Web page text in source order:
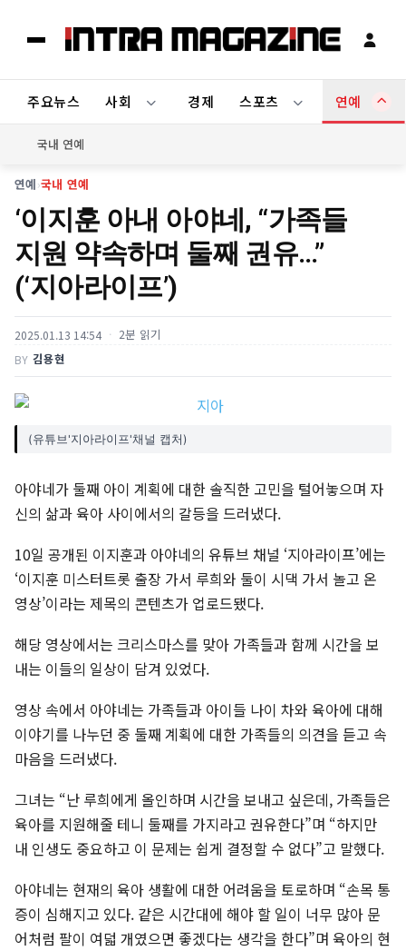
주요뉴스 사회 경제 스포츠 연예
국내 연예
연예›국내 연예
‘이지훈 아내 아야네, “가족들
지원 약속하며 둘째 권유…”
(‘지아라이프’)
2025.01.13 14:54 2분 읽기
BY 김용현
(유튜브'지아라이프'채널 캡처)
아야네가 둘째 아이 계획에 대한 솔직한 고민을 털어놓으며 자
신의 삶과 육아 사이에서의 갈등을 드러냈다.
10일 공개된 이지훈과 아야네의 유튜브 채널 ‘지아라이프’에는
‘이지훈 미스터트롯 출장 가서 루희와 둘이 시댁 가서 놀고 온
영상’이라는 제목의 콘텐츠가 업로드됐다.
해당 영상에서는 크리스마스를 맞아 가족들과 함께 시간을 보
내는 이들의 일상이 담겨 있었다.
영상 속에서 아야네는 가족들과 아이들 나이 차와 육아에 대해
이야기를 나누던 중 둘째 계획에 대한 가족들의 의견을 듣고 속
마음을 드러냈다.
그녀는 “난 루희에게 올인하며 시간을 보내고 싶은데, 가족들은
육아를 지원해줄 테니 둘째를 가지라고 권유한다”며 “하지만
내 인생도 중요하고 이 문제는 쉽게 결정할 수 없다”고 말했다.
아야네는 현재의 육아 생활에 대한 어려움을 토로하며 “손목 통
증이 심해지고 있다. 같은 시간대에 해야 할 일이 너무 많아 문
어처럼 팔이 여덟 개였으면 좋겠다는 생각을 한다”며 육아의 현